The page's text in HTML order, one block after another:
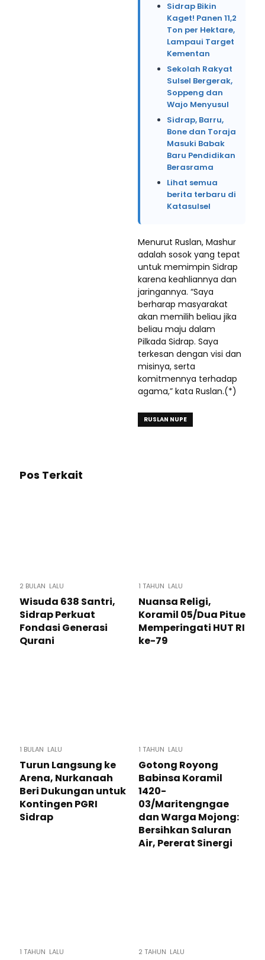
Sidrap Bikin
Kaget! Panen 11,2
Ton per Hektare,
Lampaui Target
Kementan
Sekolah Rakyat
Sulsel Bergerak,
Soppeng dan
Wajo Menyusul
Sidrap, Barru,
Bone dan Toraja
Masuki Babak
Baru Pendidikan
Berasrama
Lihat semua
berita terbaru di
Katasulsel
Menurut Ruslan, Mashur
adalah sosok yang tepat
untuk memimpin Sidrap
karena keahliannya dan
jaringannya. “Saya
berharap masyarakat
akan memilih beliau jika
beliau maju dalam
Pilkada Sidrap. Saya
terkesan dengan visi dan
misinya, serta
komitmennya terhadap
agama,” kata Ruslan.(*)
RUSLAN NUPE
Pos Terkait
2 BULAN LALU
Wisuda 638 Santri,
Sidrap Perkuat
Fondasi Generasi
Qurani
1 TAHUN LALU
Nuansa Religi,
Koramil 05/Dua Pitue
Memperingati HUT RI
ke-79
1 BULAN LALU
Turun Langsung ke
Arena, Nurkanaah
Beri Dukungan untuk
Kontingen PGRI
Sidrap
1 TAHUN LALU
Gotong Royong
Babinsa Koramil
1420-
03/Maritengngae
dan Warga Mojong:
Bersihkan Saluran
Air, Pererat Sinergi
1 TAHUN LALU 2 TAHUN LALU